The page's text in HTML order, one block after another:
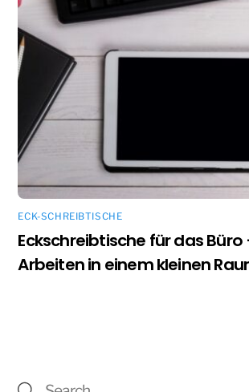
ECK-SCHREIBTISCHE
Eckschreibtische für das Büro
Arbeiten in einem kleinen